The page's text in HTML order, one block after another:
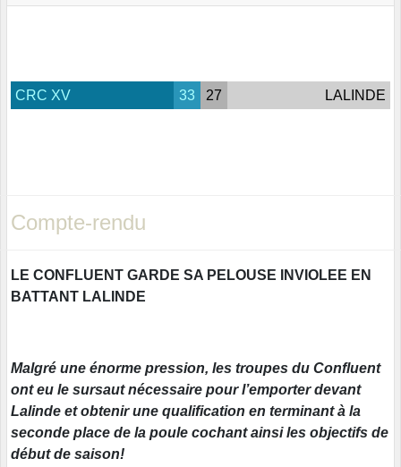
CRC XV 33 27 LALINDE
Compte-rendu
LE CONFLUENT GARDE SA PELOUSE INVIOLEE EN
BATTANT LALINDE
Malgré une énorme pression, les troupes du Confluent
ont eu le sursaut nécessaire pour l’emporter devant
Lalinde et obtenir une qualification en terminant à la
seconde place de la poule cochant ainsi les objectifs de
début de saison!